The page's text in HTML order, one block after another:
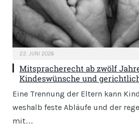
22. JUNI 2026
Mitspracherecht ab zwölf
Kindeswünsche und
Eine Trennung der Eltern kann
weshalb feste Abläufe und der
mit…